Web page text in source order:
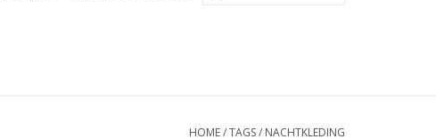
HOME/TAGS/ NACHTKLEDING